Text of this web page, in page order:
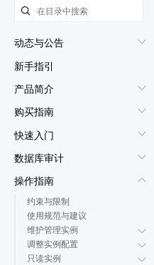
动态与公告
新手指引
产品简介
购买指南
快速入门
数据库审计
操作指南
约束与限制
使用规范与建议
维护管理实例
调整实例配置
只读实例